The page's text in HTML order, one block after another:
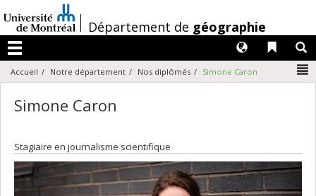
au
contenu
/Département de géographie
Menu
Liens
Langues
Accueil Notre département Nos diplômés Simone Caron
Simone Caron
Stagiaire en journalisme scientifique